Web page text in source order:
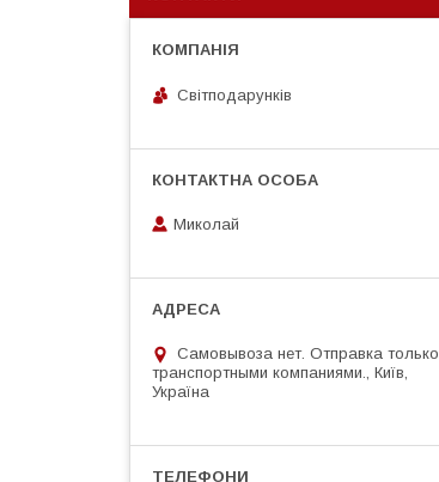
Світподарунків
Миколай
Самовывоза нет. Отправка только
транспортными компаниями., Київ,
Україна